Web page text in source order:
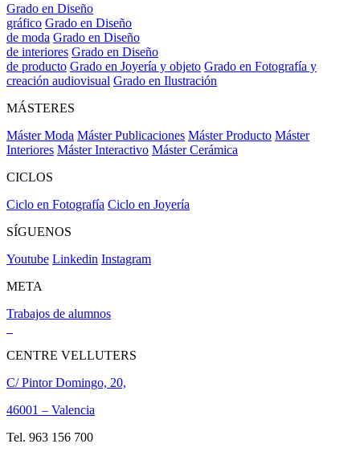
Grado en Diseño
gráfico Grado en Diseño
de moda Grado en Diseño
de interiores Grado en Diseño
de producto Grado en Joyería y objeto Grado en Fotografía y
creación audiovisual Grado en Ilustración
MÁSTERES
Máster Moda Máster Publicaciones Máster Producto Máster
Interiores Máster Interactivo Máster Cerámica
CICLOS
Ciclo en Fotografía Ciclo en Joyería
SÍGUENOS
Youtube Linkedin Instagram
META
Trabajos de alumnos
CENTRE VELLUTERS
C/ Pintor Domingo, 20,
46001 – Valencia
Tel. 963 156 700